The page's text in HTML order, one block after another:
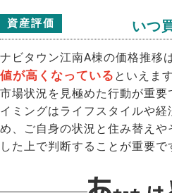
資産評価 いつ
ナビタウン江南A棟の価格推移
値が高くなっている といえます
市場状況を見極めた行動が重
イミングはライフスタイルや
め、ご自身の状況と住み替え
した上で判断することが重要で